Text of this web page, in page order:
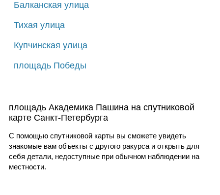
Балканская улица
Тихая улица
Купчинская улица
площадь Победы
площадь Академика Пашина на спутниковой
карте Санкт-Петербурга
С помощью спутниковой карты вы сможете увидеть
знакомые вам объекты с другого ракурса и открыть для
себя детали, недоступные при обычном наблюдении на
местности.